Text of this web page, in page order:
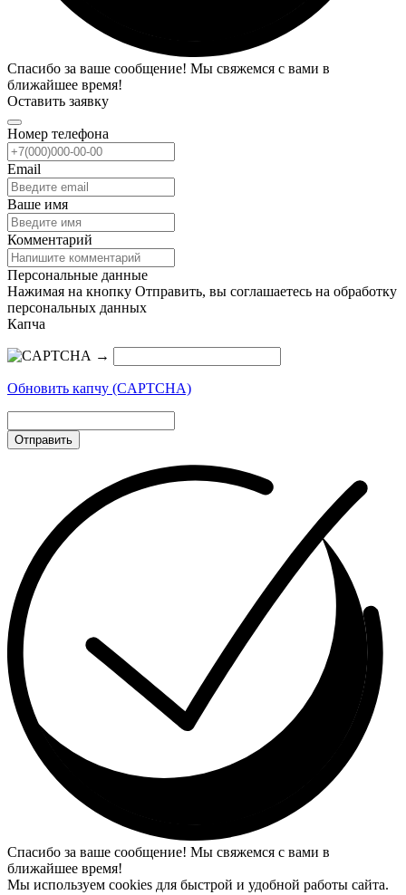
Спасибо за ваше сообщение! Мы свяжемся с вами в
ближайшее время!
Оставить заявку
Номер телефона
Email
Ваше имя
Комментарий
Персональные данные
Нажимая на кнопку Отправить, вы соглашаетесь на обработку
персональных данных
Капча
→
Обновить капчу (CAPTCHA)
Отправить
Спасибо за ваше сообщение! Мы свяжемся с вами в
ближайшее время!
Мы используем cookies для быстрой и удобной работы сайта.